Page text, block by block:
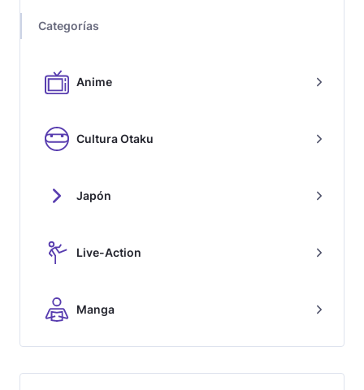
Categorías
Anime
Cultura Otaku
Japón
Live-Action
Manga